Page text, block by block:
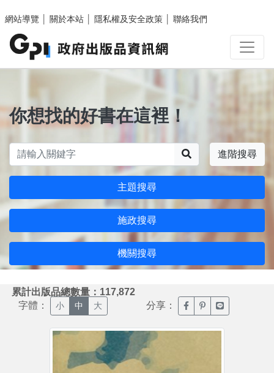
網站導覽
關於本站 隱私權及安全政策 聯絡我們
你想找的好書在這裡！
進階搜尋
主題搜尋
施政搜尋
機關搜尋
累計出版品總數量：117,872
字體： 小 中 大 分享： 臉書分享(另開新視窗)
噗浪分享(另開新
Line分享(另